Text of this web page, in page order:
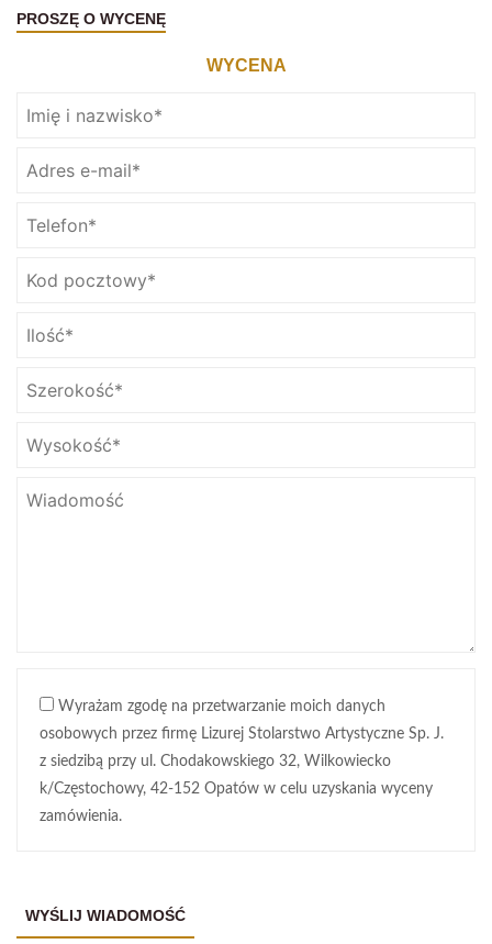
PROSZĘ O WYCENĘ
WYCENA
Wyrażam zgodę na przetwarzanie moich danych
osobowych przez firmę Lizurej Stolarstwo Artystyczne Sp. J.
z siedzibą przy ul. Chodakowskiego 32, Wilkowiecko
k/Częstochowy, 42-152 Opatów w celu uzyskania wyceny
zamówienia.